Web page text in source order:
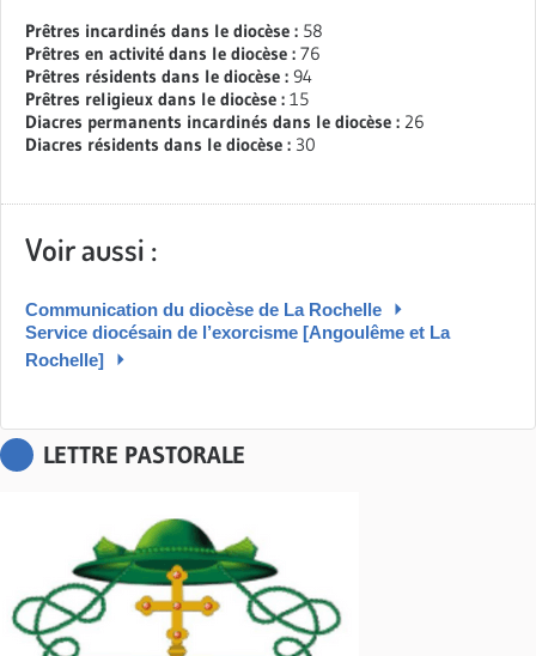
Prêtres incardinés dans le diocèse : 58
Prêtres en activité dans le diocèse : 76
Prêtres résidents dans le diocèse : 94
Prêtres religieux dans le diocèse : 15
Diacres permanents incardinés dans le diocèse : 26
Diacres résidents dans le diocèse : 30
Voir aussi :
Communication du diocèse de La Rochelle
Service diocésain de l’exorcisme [Angoulême et La
Rochelle]
LETTRE PASTORALE